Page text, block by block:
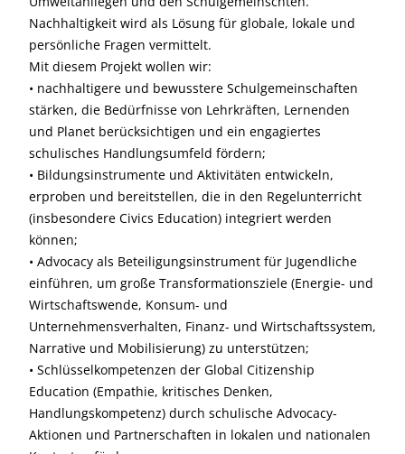
Nachhaltigkeit wird als Lösung für globale, lokale und
persönliche Fragen vermittelt.
Mit diesem Projekt wollen wir:
• nachhaltigere und bewusstere Schulgemeinschaften
stärken, die Bedürfnisse von Lehrkräften, Lernenden
und Planet berücksichtigen und ein engagiertes
schulisches Handlungsumfeld fördern;
• Bildungsinstrumente und Aktivitäten entwickeln,
erproben und bereitstellen, die in den Regelunterricht
(insbesondere Civics Education) integriert werden
können;
• Advocacy als Beteiligungsinstrument für Jugendliche
einführen, um große Transformationsziele (Energie- und
Wirtschaftswende, Konsum- und
Unternehmensverhalten, Finanz- und Wirtschaftssystem,
Narrative und Mobilisierung) zu unterstützen;
• Schlüsselkompetenzen der Global Citizenship
Education (Empathie, kritisches Denken,
Handlungskompetenz) durch schulische Advocacy-
Aktionen und Partnerschaften in lokalen und nationalen